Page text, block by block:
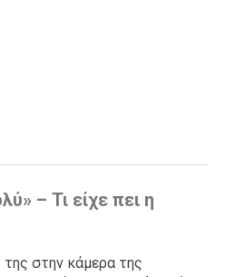
– Τι είχε πει η
στην κάμερα της